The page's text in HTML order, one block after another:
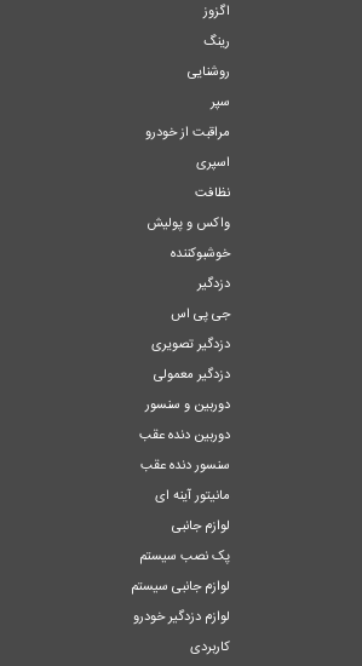
اگزوز
رینگ
روشنایی
سپر
مراقبت از خودرو
اسپری
نظافت
واکس و پولیش
خوشبوکننده
دزدگیر
جی پی اس
دزدگیر تصویری
دزدگیر معمولی
دوربین و سنسور
دوربین دنده عقب
سنسور دنده عقب
مانیتور آینه ای
لوازم جانبی
پک نصب سیستم
لوازم جانبی سیستم
لوازم دزدگیر خودرو
کاربردی